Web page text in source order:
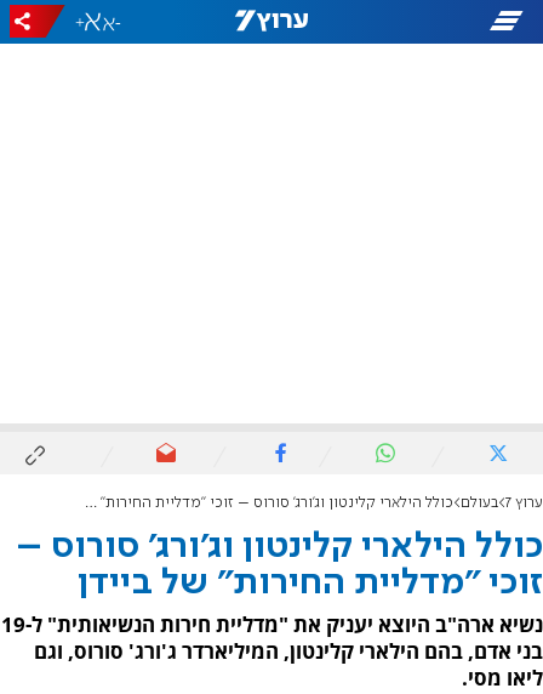
-
+
ערוץ 7 בעולם כולל הילארי קלינטון וג'ורג' סורוס – זוכי "מדליית החירות" של ביידן
כולל הילארי קלינטון וג'ורג' סורוס –
זוכי "מדליית החירות" של ביידן
נשיא ארה"ב היוצא יעניק את "מדליית חירות הנשיאותית" ל-19
בני אדם, בהם הילארי קלינטון, המיליארדר ג'ורג' סורוס, וגם
ליאו מסי.